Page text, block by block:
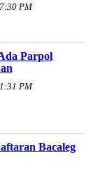
PM
Parpol
PM
Bacaleg